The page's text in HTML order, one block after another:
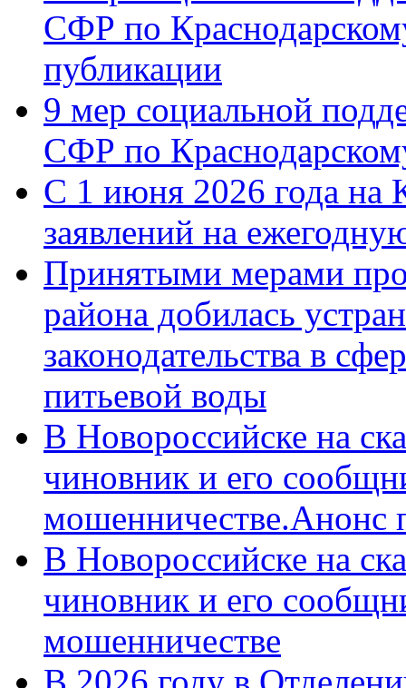
СФР по
публикации
9 мер социальной
СФР по
С 1 июня 2026 года на
заявлений на
Принятыми мерами
района добилась
законодательства в
питьевой воды
В Новороссийске на
чиновник и его
мошенничестве.Анонс
В Новороссийске на
чиновник и его
мошенничестве